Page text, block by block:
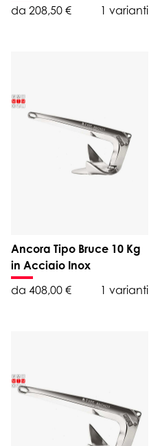
da 208,50 €
1 varianti
Ancora Tipo Bruce 10 Kg
in Acciaio Inox
da 408,00 €
1 varianti